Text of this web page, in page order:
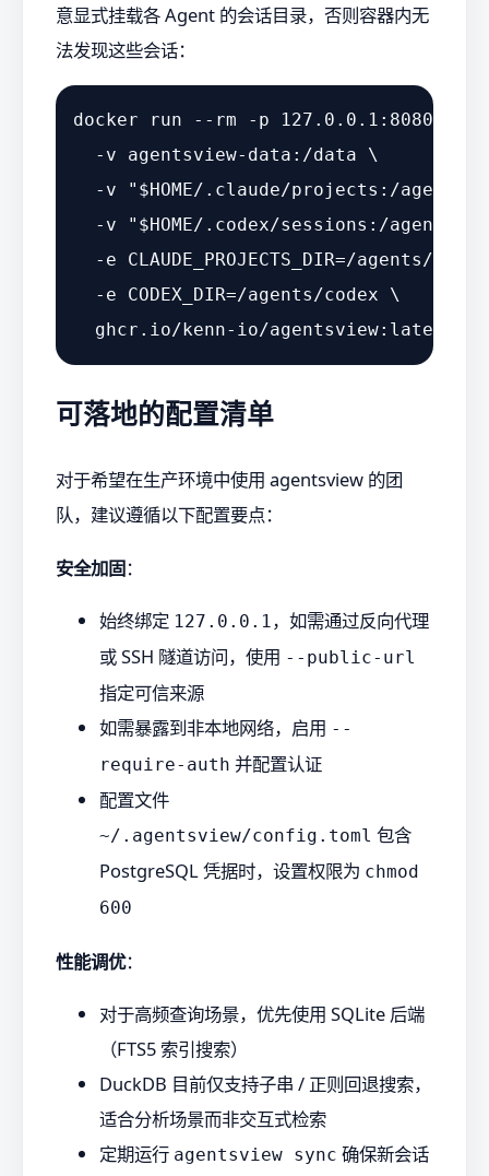
意显式挂载各 Agent 的会话目录，否则容器内无
法发现这些会话：
docker run -- rm -p
  -v agentsview-data:/data \
  -v
" $HOME/.claude/projects:/agents/
  -v
" $HOME/.codex/sessions:/agents/
-e CLAUDE_PROJECTS_DIR=/agents/
  -e CODEX_DIR=/agents/codex \
可落地的配置清单
对于希望在生产环境中使用 agentsview 的团
队，建议遵循以下配置要点：
安全加固：
始终绑定 127.0.0.1 ，如需通过反向代理
或 SSH 隧道访问，使用 --public-url
指定可信来源
如需暴露到非本地网络，启用 --
require-auth 并配置认证
配置文件
~/.agentsview/config.toml 包含
PostgreSQL 凭据时，设置权限为 chmod
600
性能调优：
对于高频查询场景，优先使用 SQLite 后端
（FTS5 索引搜索）
DuckDB 目前仅支持子串 / 正则回退搜索，
适合分析场景而非交互式检索
定期运行 agentsview sync 确保新会话